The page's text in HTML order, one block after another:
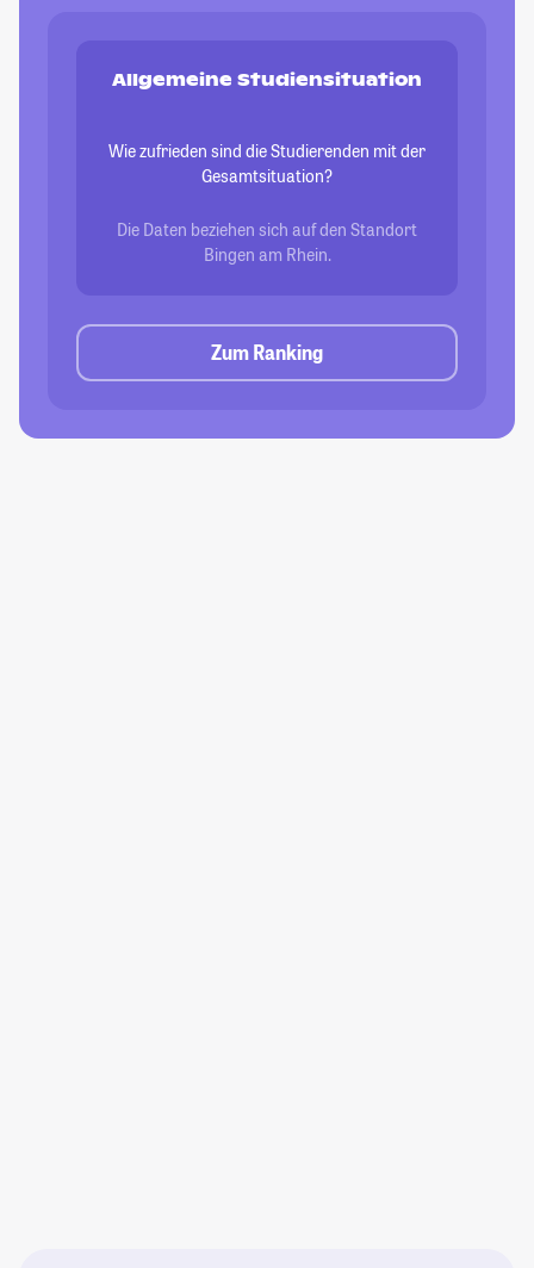
Allgemeine Studiensituation
Wie zufrieden sind die Studierenden mit der
Gesamtsituation?
Die Daten beziehen sich auf den Standort
Bingen am Rhein.
Zum Ranking